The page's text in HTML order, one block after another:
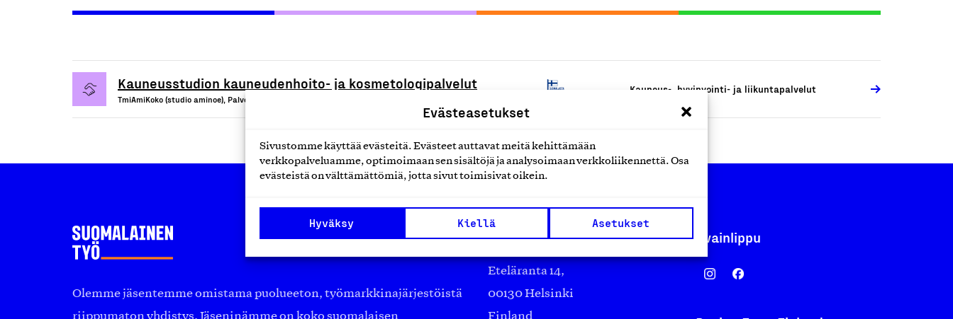
Evästeasetukset
Sivustomme käyttää evästeitä. Evästeet auttavat meitä kehittämään
verkkopalveluamme, optimoimaan sen sisältöjä ja analysoimaan verkkoliikennettä. Osa
evästeistä on välttämättömiä, jotta sivut toimisivat oikein.
Hyväksy Kiellä Asetukset
Kauneusstudion kauneudenhoito- ja kosmetologipalvelut
TmiAmiKoko (studio aminoe), Palvelu
Kauneus-, hyvinvointi- ja liikuntapalvelut
Olemme jäsentemme omistama puolueeton, työmarkkinajärjestöistä
riippumaton yhdistys. Jäseninämme on koko suomalaisen
Suomalainen työ ry
Eteläranta 14,
00130 Helsinki
Finland
Avainlippu